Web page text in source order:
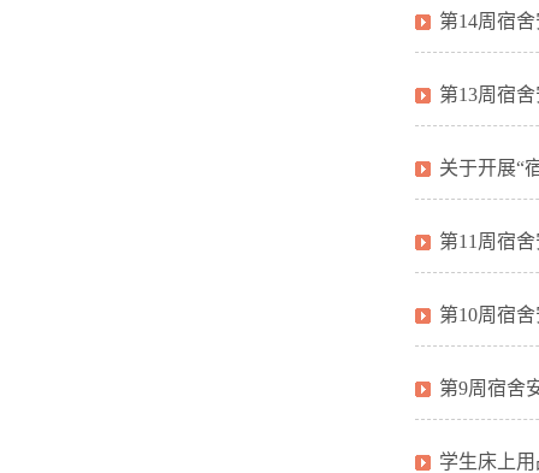
第14周宿
第13周宿
关于开展“
第11周宿
第10周宿
第9周宿舍
学生床上